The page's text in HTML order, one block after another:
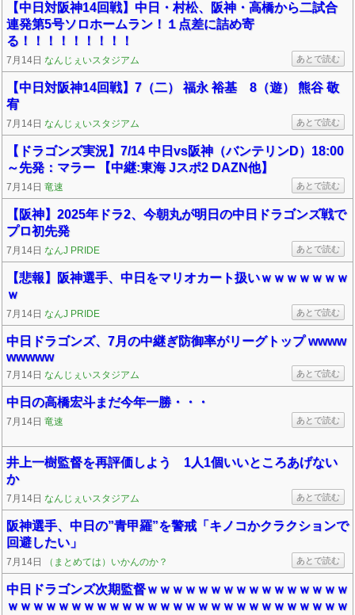
【中日対阪神14回戦】中日・村松、阪神・高橋から二試合
連発第5号ソロホームラン！１点差に詰め寄
る！！！！！！！！！
7月14日 なんじぇいスタジアム あとで読む
【中日対阪神14回戦】7（二） 福永 裕基 8（遊） 熊谷 敬
宥
7月14日 なんじぇいスタジアム あとで読む
【ドラゴンズ実況】7/14 中日vs阪神（バンテリンD）18:00
～先発：マラー 【中継:東海 Jスポ2 DAZN他】
7月14日 竜速 あとで読む
【阪神】2025年ドラ2、今朝丸が明日の中日ドラゴンズ戦で
プロ初先発
7月14日 なんJ PRIDE あとで読む
【悲報】阪神選手、中日をマリオカート扱いｗｗｗｗｗｗｗ
ｗ
7月14日 なんJ PRIDE あとで読む
中日ドラゴンズ、7月の中継ぎ防御率がリーグトップ wwww
wwwww
7月14日 なんじぇいスタジアム あとで読む
中日の高橋宏斗まだ今年一勝・・・
7月14日 竜速 あとで読む
井上一樹監督を再評価しよう 1人1個いいところあげない
か
7月14日 なんじぇいスタジアム あとで読む
阪神選手、中日の”青甲羅”を警戒「キノコかクラクションで
回避したい」
7月14日 （まとめては）いかんのか？ あとで読む
中日ドラゴンズ次期監督ｗｗｗｗｗｗｗｗｗｗｗｗｗｗｗｗ
ｗｗｗｗｗｗｗｗｗｗｗｗｗｗｗｗｗｗｗｗｗｗｗｗｗｗｗ